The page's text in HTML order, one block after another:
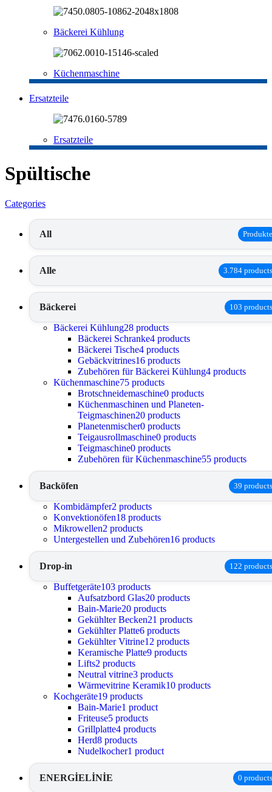
Bäckerei Kühlung
Küchenmaschine
Ersatzteile
Ersatzteile
Spültische
Categories
All Produkte
Alle 3.784 products
Bäckerei 103 products
Bäckerei Kühlung28 products
Bäckerei Schranke4 products
Bäckerei Tische4 products
Gebäckvitrines16 products
Zubehören für Bäckerei Kühlung4 products
Küchenmaschine75 products
Brotschneidemaschine0 products
Küchenmaschinen und Planeten-
Teigmaschinen20 products
Planetenmischer0 products
Teigausrollmaschine0 products
Teigmaschine0 products
Zubehören für Küchenmaschine55 products
Backöfen 39 products
Kombidämpfer2 products
Konvektionöfen18 products
Mikrowellen2 products
Untergestellen und Zubehören16 products
Drop-in 122 products
Buffetgeräte103 products
Aufsatzbord Glas20 products
Bain-Marie20 products
Gekühlter Becken21 products
Gekühlter Platte6 products
Gekühlter Vitrine12 products
Keramische Platte9 products
Lifts2 products
Neutral vitrine3 products
Wärmevitrine Keramik10 products
Kochgeräte19 products
Bain-Marie1 product
Friteuse5 products
Grillplatte4 products
Herd8 products
Nudelkocher1 product
ENERGİELİNİE 0 products